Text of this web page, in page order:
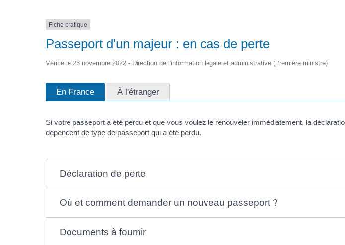
Fiche pratique
Passeport d'un majeur : en cas de perte
Vérifié le 23 novembre 2022 - Direction de l'information légale et administrative (Première ministre)
En France À l'étranger
Si votre passeport a été perdu et que vous voulez le renouveler immédiatement, la
dépendent de type de passeport qui a été perdu.
Déclaration de perte
Où et comment demander un nouveau passeport ?
Documents à fournir